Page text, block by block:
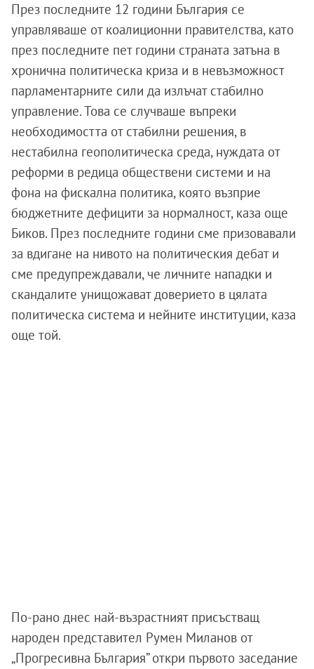
През последните 12 години България се
управляваше от коалиционни правителства, като
през последните пет години страната затъна в
хронична политическа криза и в невъзможност
парламентарните сили да излъчат стабилно
управление. Това се случваше въпреки
необходимостта от стабилни решения, в
нестабилна геополитическа среда, нуждата от
реформи в редица обществени системи и на
фона на фискална политика, която възприе
бюджетните дефицити за нормалност, каза още
Биков. През последните години сме призовавали
за вдигане на нивото на политическия дебат и
сме предупреждавали, че личните нападки и
скандалите унищожават доверието в цялата
политическа система и нейните институции, каза
още той.
По-рано днес най-възрастният присъстващ
народен представител Румен Миланов от
„Прогресивна България” откри първото заседание